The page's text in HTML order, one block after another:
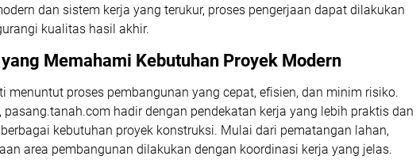
dan sistem kerja yang terukur, proses pengerjaan dapat dilakukan
kualitas hasil akhir.
Memahami Kebutuhan Proyek Modern
menuntut proses pembangunan yang cepat, efisien, dan minim risiko.
, pasang.tanah.com hadir dengan pendekatan kerja yang lebih praktis dan
kebutuhan proyek konstruksi. Mulai dari pematangan lahan,
area pembangunan dilakukan dengan koordinasi kerja yang jelas.